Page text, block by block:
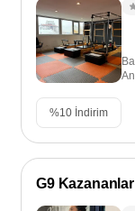
%10 İndirim
G9